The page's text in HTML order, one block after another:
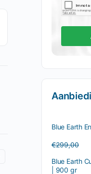
Blue Earth
€299,00
is:
Blue Earth
| 900 gr